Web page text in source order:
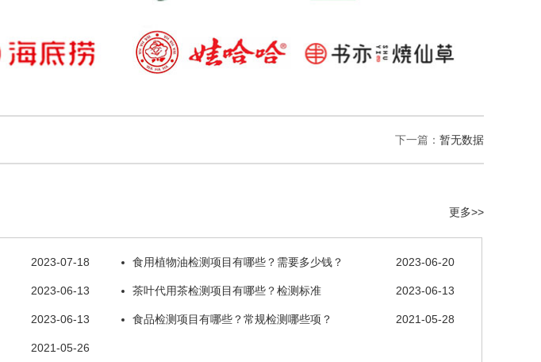
下一篇： 暂无数据
更多>>
2023-07-18 2023-06-20
食用植物油检测项目有哪些？需要多少钱？
2023-06-13 2023-06-13
茶叶代用茶检测项目有哪些？检测标准
2023-06-13 2021-05-28
食品检测项目有哪些？常规检测哪些项？
2021-05-26